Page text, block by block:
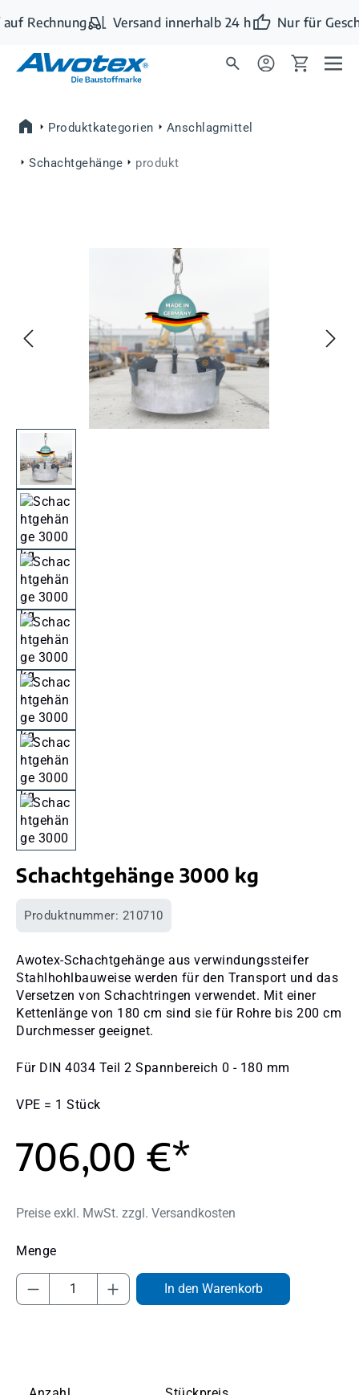
Zum Hauptinhalt springen
Rechnung Versand innerhalb 24 h Nur für
Produktkategorien Anschlagmittel
Schachtgehänge produkt
Schachtgehänge 3000 kg
Produktnummer: 210710
Awotex-Schachtgehänge aus verwindungssteifer
Stahlhohlbauweise werden für den Transport und das
Versetzen von Schachtringen verwendet. Mit einer
Kettenlänge von 180 cm sind sie für Rohre bis 200 cm
Durchmesser geeignet.
Für DIN 4034 Teil 2 Spannbereich 0 - 180 mm
VPE = 1 Stück
706,00 €*
Preise exkl. MwSt. zzgl. Versandkosten
Produkt Anzahl: Gib den gewünschten
In den Warenkorb